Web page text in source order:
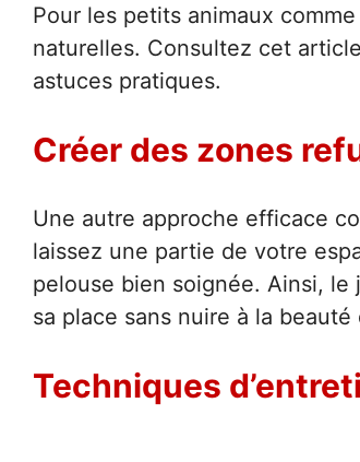
Pour les petits animaux
naturelles. Consultez cet
astuces pratiques.
Créer des zones
Une autre approche efficace
laissez une partie de votre
pelouse bien soignée. Ainsi,
sa place sans nuire à la
Techniques